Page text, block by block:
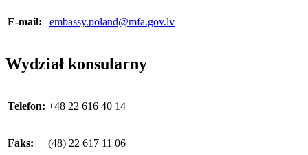
E-mail: embassy.poland@mfa.gov.lv
Wydział konsularny
Telefon: +48 22 616 40 14
Faks: (48) 22 617 11 06